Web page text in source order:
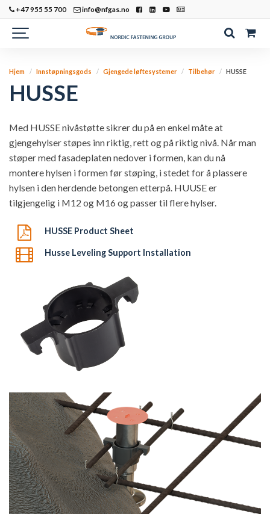
+47 955 55 700 info@nfgas.no
Hjem Innstøpningsgods Gjengede løftesystemer Tilbehør HUSSE
HUSSE
Med HUSSE nivåstøtte sikrer du på en enkel måte at
gjengehylser støpes inn riktig, rett og på riktig nivå. Når man
støper med fasadeplaten nedover i formen, kan du nå
montere hylsen i formen før støping, i stedet for å plassere
hylsen i den herdende betongen etterpå. HUUSE er
tilgjengelig i M12 og M16 og passer til flere hylser.
HUSSE Product Sheet
Husse Leveling Support Installation